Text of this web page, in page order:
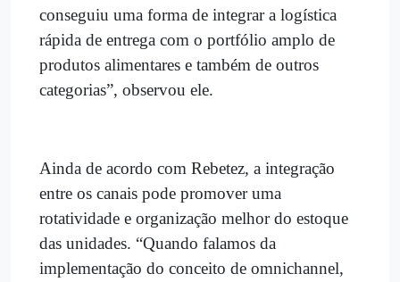
conseguiu uma forma de integrar a logística
rápida de entrega com o portfólio amplo de
produtos alimentares e também de outros
categorias”, observou ele.
Ainda de acordo com Rebetez, a integração
entre os canais pode promover uma
rotatividade e organização melhor do estoque
das unidades. “Quando falamos da
implementação do conceito de omnichannel,